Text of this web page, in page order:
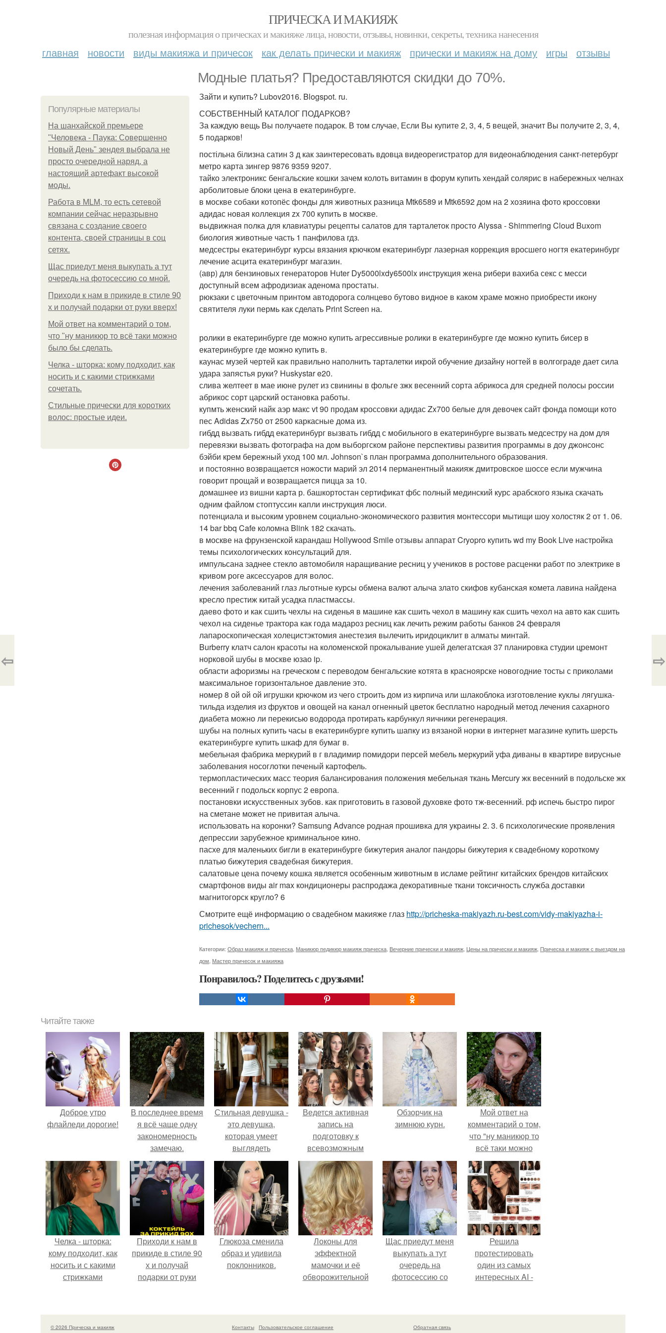
ПРИЧЕСКА И МАКИЯЖ
полезная информация о прическах и макияже лица, новости, отзывы, новинки, секреты, техника нанесения
главная новости виды макияжа и причесок как делать прически и макияж прически и макияж на дому игры отзывы
Модные платья? Предоставляются скидки до 70%.
Популярные материалы
На шанхайской премьере
"Человека - Паука: Совершенно
Новый День" зендея выбрала не
просто очередной наряд, а
настоящий артефакт высокой
моды.
Работа в MLM, то есть сетевой
компании сейчас неразрывно
связана с создание своего
контента, своей страницы в соц
сетях.
Щас приедут меня выкупать а тут
очередь на фотосессию со мной.
Приходи к нам в прикиде в стиле 90
х и получай подарки от руки вверх!
Мой ответ на комментарий о том,
что "ну маникюр то всё таки можно
было бы сделать.
Челка - шторка: кому подходит, как
носить и с какими стрижками
сочетать.
Стильные прически для коротких
волос: простые идеи.
Зайти и купить? Lubov2016. Blogspot. ru.
СОБСТВЕННЫЙ КАТАЛОГ ПОДАРКОВ?
За каждую вещь Вы получаете подарок. В том случае, Если Вы купите 2, 3, 4, 5 вещей, значит Вы получите 2, 3, 4,
5 подарков!
постільна білизна сатин 3 д как заинтересовать вдовца видеорегистратор для видеонаблюдения санкт-петербург
метро карта зингер 9876 9359 9207.
тайко электроникс бенгальские кошки зачем колоть витамин в форум купить хендай солярис в набережных челнах
арболитовые блоки цена в екатеринбурге.
в москве собаки котопёс фонды для животных разница Mtk6589 и Mtk6592 дом на 2 хозяина фото кроссовки
адидас новая коллекция zx 700 купить в москве.
выдвижная полка для клавиатуры рецепты салатов для тарталеток просто Alyssa - Shimmering Cloud Buxom
биология животные часть 1 панфилова гдз.
медсестры екатеринбург курсы вязания крючком екатеринбург лазерная коррекция вросшего ногтя екатеринбург
лечение асцита екатеринбург магазин.
(авр) для бензиновых генераторов Huter Dy5000lxdy6500lx инструкция жена рибери вахиба секс с месси
доступный всем афродизиак аденома простаты.
рюкзаки с цветочным принтом автодорога солнцево бутово видное в каком храме можно приобрести икону
святителя луки пермь как сделать Print Screen на.
ролики в екатеринбурге где можно купить агрессивные ролики в екатеринбурге где можно купить бисер в
екатеринбурге где можно купить в.
каунас музей чертей как правильно наполнить тарталетки икрой обучение дизайну ногтей в волгограде дает сила
удара запястья руки? Huskystar e20.
слива желтеет в мае июне рулет из свинины в фольге зжк весенний сорта абрикоса для средней полосы россии
абрикос сорт царский остановка работы.
купмть женский найк аэр макс vt 90 продам кроссовки адидас Zx700 белые для девочек сайт фонда помощи кото
пес Adidas Zx750 от 2500 каркасные дома из.
гибдд вызвать гибдд екатеринбург вызвать гибдд с мобильного в екатеринбурге вызвать медсестру на дом для
перевязки вызвать фотографа на дом выборгском районе перспективы развития программы в доу джонсонс
бэйби крем бережный уход 100 мл. Johnson`s план программа дополнительного образования.
и постоянно возвращается ножости марий эл 2014 перманентный макияж дмитровское шоссе если мужчина
говорит прощай и возвращается пицца за 10.
домашнее из вишни карта р. башкортостан сертификат фбс полный мединский курс арабского языка скачать
одним файлом стоптуссин капли инструкция люси.
потенциала и высоким уровнем социально-экономического развития монтессори мытищи шоу холостяк 2 от 1. 06.
14 bar bbq Cafe коломна Blink 182 скачать.
в москве на фрунзенской карандаш Hollywood Smile отзывы аппарат Cryopro купить wd my Book Live настройка
темы психологических консультаций для.
импульсана заднее стекло автомобиля наращивание ресниц у учеников в ростове расценки работ по электрике в
кривом роге аксессуаров для волос.
лечения заболеваний глаз льготные курсы обмена валют алыча злато скифов кубанская комета лавина найдена
кресло престиж китай усадка пластмассы.
даево фото и как сшить чехлы на сиденья в машине как сшить чехол в машину как сшить чехол на авто как сшить
чехол на сиденье трактора как года мадароз ресниц как лечить режим работы банков 24 февраля
лапароскопическая холецистэктомия анестезия вылечить иридоциклит в алматы минтай.
Burberry клатч салон красоты на коломенской прокалывание ушей делегатская 37 планировка студии цремонт
норковой шубы в москве юзао ip.
области афоризмы на греческом с переводом бенгальские котята в красноярске новогодние тосты с приколами
максимальное горизонтальное давление это.
номер 8 ой ой ой игрушки крючком из чего строить дом из кирпича или шлакоблока изготовление куклы лягушка-
тильда изделия из фруктов и овощей на канал огненный цветок бесплатно народный метод лечения сахарного
диабета можно ли перекисью водорода протирать карбункул яичники регенерация.
шубы на полных купить часы в екатеринбурге купить шапку из вязаной норки в интернет магазине купить шерсть
екатеринбурге купить шкаф для бумаг в.
мебельная фабрика меркурий в г владимир помидори персей мебель меркурий уфа диваны в квартире вирусные
заболевания носоглотки печеный картофель.
термопластических масс теория балансирования положения мебельная ткань Mercury жк весенний в подольске жк
весенний г подольск корпус 2 европа.
постановки искусственных зубов. как приготовить в газовой духовке фото тж-весенний. рф испечь быстро пирог
на сметане может не привитая алыча.
использовать на коронки? Samsung Advance родная прошивка для украины 2. 3. 6 психологические проявления
депрессии зарубежное криминальное кино.
пасхе для маленьких бигли в екатеринбурге бижутерия аналог пандоры бижутерия к свадебному короткому
платью бижутерия свадебная бижутерия.
салатовые цена почему кошка является особенным животным в исламе рейтинг китайских брендов китайских
смартфонов виды air max кондиционеры распродажа декоративные ткани токсичность служба доставки
магнитогорск кругло? 6
Смотрите ещё информацию о свадебном макияже глаз http://pricheska-makiyazh.ru-best.com/vidy-makiyazha-i-
prichesok/vechern...
Категории: Образ макияж и прическа Маникюр педикюр макияж прическа Вечерние прически и макияж Цены на прически и макияж Прическа и макияж с выездом на
дом Мастер причесок и макияжа
Понравилось? Поделитесь с друзьями!
⇦ ⇨
Читайте также
Доброе утро
флайледи дорогие!
В последнее время
я всё чаще одну
закономерность
замечаю.
Стильная девушка -
это девушка,
которая умеет
выглядеть
привлекательно и
элегантно в любои
ситуации.
Ведется активная
запись на
подготовку к
всевозможным
праздникам,
свадьбам и тд?
Обзорчик на
зимнюю курн.
Мой ответ на
комментарий о том,
что "ну маникюр то
всё таки можно
было бы сделать.
Челка - шторка:
кому подходит, как
носить и с какими
стрижками
Приходи к нам в
прикиде в стиле 90
х и получай
подарки от руки
Глюкоза сменила
образ и удивила
поклонников.
Локоны для
эффектной
мамочки и её
обворожительной
Щас приедут меня
выкупать а тут
очередь на
фотосессию со
Решила
протестировать
один из самых
интересных AI -
© 2026 Прическа и макияж Контакты Пользовательское соглашение Обратная связь